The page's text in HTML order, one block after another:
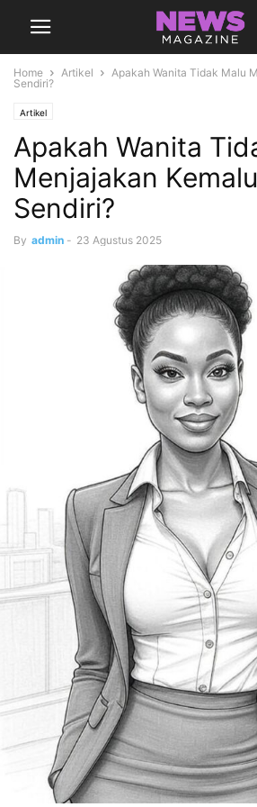
Home Artikel
Apakah Wanita Tidak Malu
Sendiri?
Artikel
Apakah Wanita
Menjajakan
Sendiri?
By admin - 23 Agustus 2025